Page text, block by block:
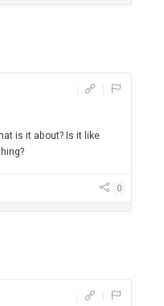
is it about? Is it like
0